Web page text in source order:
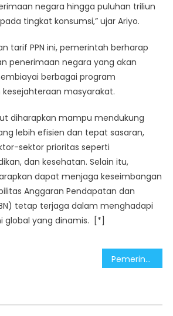
negara hingga puluhan triliun
tingkat konsumsi,” ujar Ariyo.
tarif PPN ini, pemerintah berharap
penerimaan negara yang akan
berbagai program
masyarakat.
diharapkan mampu mendukung
lebih efisien dan tepat sasaran,
sektor prioritas seperti
dan kesehatan. Selain itu,
dapat menjaga keseimbangan
Anggaran Pendapatan dan
tetap terjaga dalam menghadapi
global yang dinamis. [*]
Pemerintah Perketat Pengawasan di Tempat Keramaian Saat Malam Tahun Baru